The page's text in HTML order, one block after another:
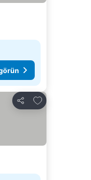
Paylaş
Favorilerime ekle